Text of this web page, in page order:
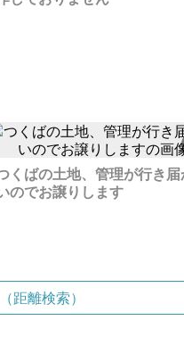
くばの土地、管理が行き
のでお譲りします
距離検索）